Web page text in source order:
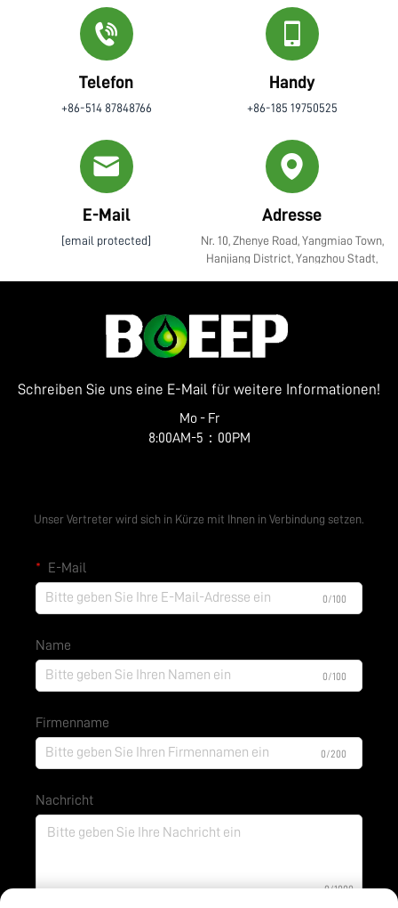
Telefon
+86-514 87848766
Handy
+86-185 19750525
E-Mail
[email protected]
Adresse
Nr. 10, Zhenye Road, Yangmiao Town,
Hanjiang District, Yangzhou Stadt,
Schreiben Sie uns eine E-Mail für weitere Informationen!
Mo - Fr
8:00AM-5：00PM
Unser Vertreter wird sich in Kürze mit Ihnen in Verbindung setzen.
E-Mail
0/100
Name
0/100
Firmenname
0/200
Nachricht
0/1000